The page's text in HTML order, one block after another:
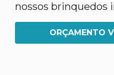
nossos brinquedos
ORÇAMENTO